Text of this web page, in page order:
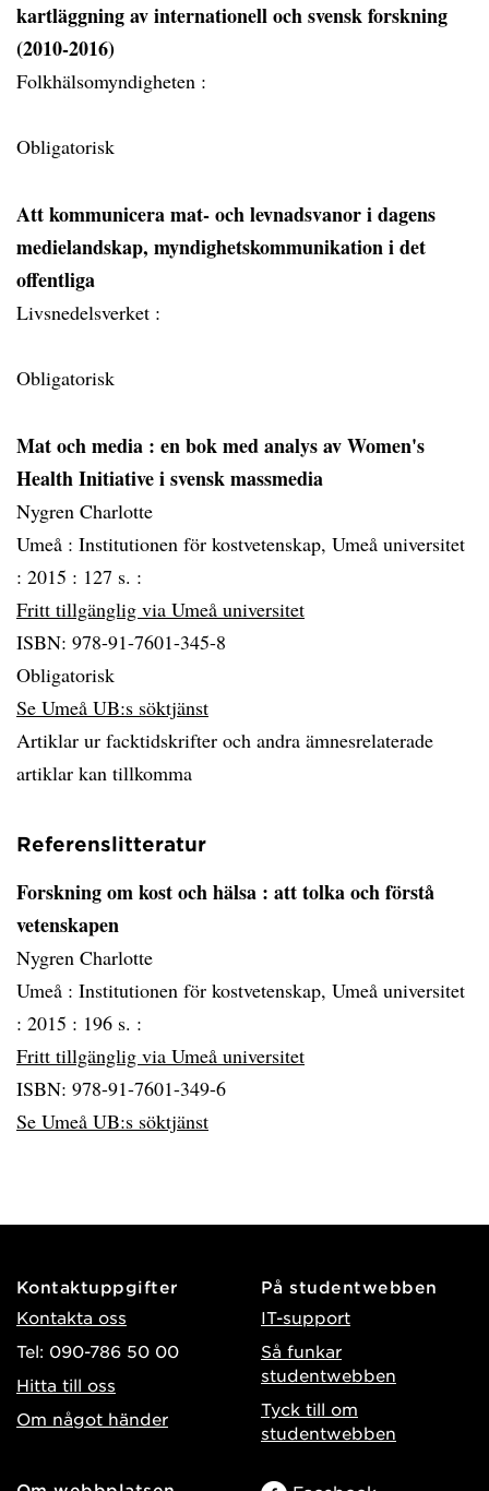
kartläggning av internationell och svensk forskning
(2010-2016)
Folkhälsomyndigheten :
Obligatorisk
Att kommunicera mat- och levnadsvanor i dagens
medielandskap, myndighetskommunikation i det
offentliga
Livsnedelsverket :
Obligatorisk
Mat och media : en bok med analys av Women's
Health Initiative i svensk massmedia
Nygren Charlotte
Umeå : Institutionen för kostvetenskap, Umeå universitet
: 2015 : 127 s. :
Fritt tillgänglig via Umeå universitet
ISBN: 978-91-7601-345-8
Obligatorisk
Se Umeå UB:s söktjänst
Artiklar ur facktidskrifter och andra ämnesrelaterade
artiklar kan tillkomma
Referenslitteratur
Forskning om kost och hälsa : att tolka och förstå
vetenskapen
Nygren Charlotte
Umeå : Institutionen för kostvetenskap, Umeå universitet
: 2015 : 196 s. :
Fritt tillgänglig via Umeå universitet
ISBN: 978-91-7601-349-6
Se Umeå UB:s söktjänst
Kontaktuppgifter
Kontakta oss
Tel: 090-786 50 00
Hitta till oss
Om något händer
På studentwebben
IT-support
Så funkar
studentwebben
Tyck till om
studentwebben